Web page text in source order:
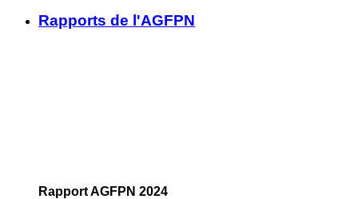
Rapports de l'AGFPN
Rapport AGFPN 2024